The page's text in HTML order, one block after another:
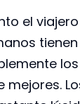
el
mejores.